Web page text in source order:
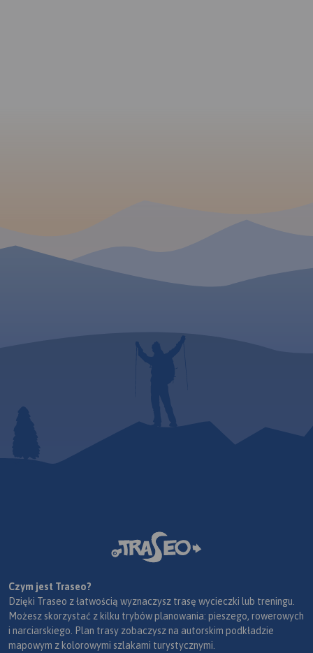
Czym jest Traseo?
Dzięki Traseo z łatwością wyznaczysz trasę wycieczki lub treningu.
Możesz skorzystać z kilku trybów planowania: pieszego, rowerowych
i narciarskiego. Plan trasy zobaczysz na autorskim podkładzie
mapowym z kolorowymi szlakami turystycznymi.